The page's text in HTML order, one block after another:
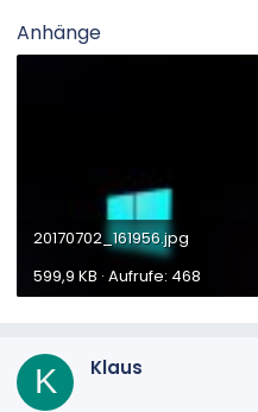
Anhänge
20170702_161956.jpg
599,9 KB · Aufrufe: 468
K Klaus